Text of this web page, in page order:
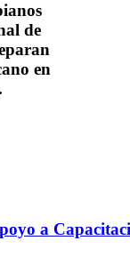
de
en
a